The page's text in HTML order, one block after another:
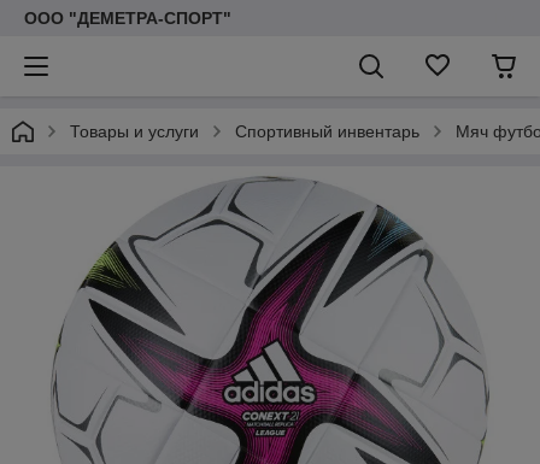
ООО "ДЕМЕТРА-СПОРТ"
Товары и услуги Спортивный инвентарь Мяч